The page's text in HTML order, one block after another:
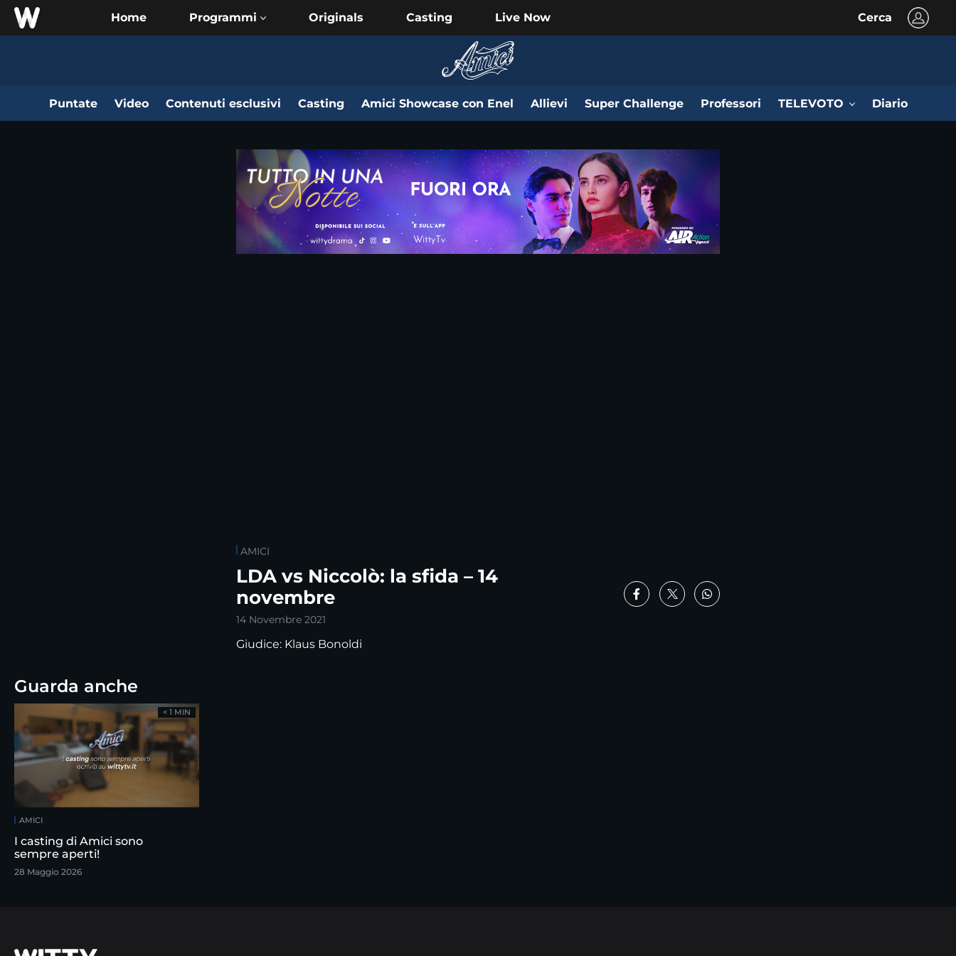
Home Originals Casting Live Now Cerca
Puntate Video Contenuti esclusivi Casting Amici Showcase con Enel Allievi Super Challenge Professori TELEVOTO Diario
AMICI
LDA vs Niccolò: la sfida – 14
novembre
14 Novembre 2021
Giudice: Klaus Bonoldi
Guarda anche
AMICI
I casting di Amici sono
sempre aperti!
28 Maggio 2026
< 1 MIN